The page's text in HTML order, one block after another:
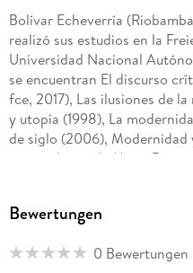
Bolívar Echeverría
realizó sus estudios en la
Universidad Nacional
se encuentran El discurso
fce, 2017), Las ilusiones de
y utopía (1998), La
de siglo (2006), Modernidad
materialismo de Marx.
Bewertungen
0 Bewertungen